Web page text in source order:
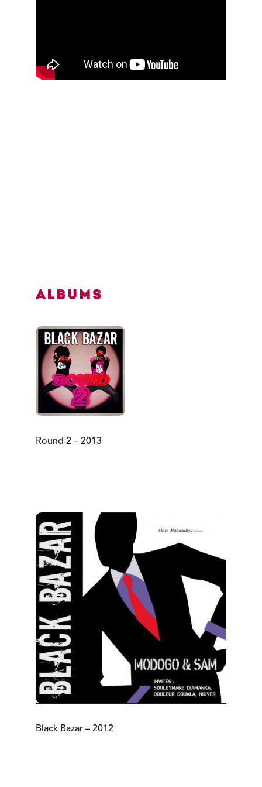
Albums
Round 2 – 2013
Black Bazar – 2012